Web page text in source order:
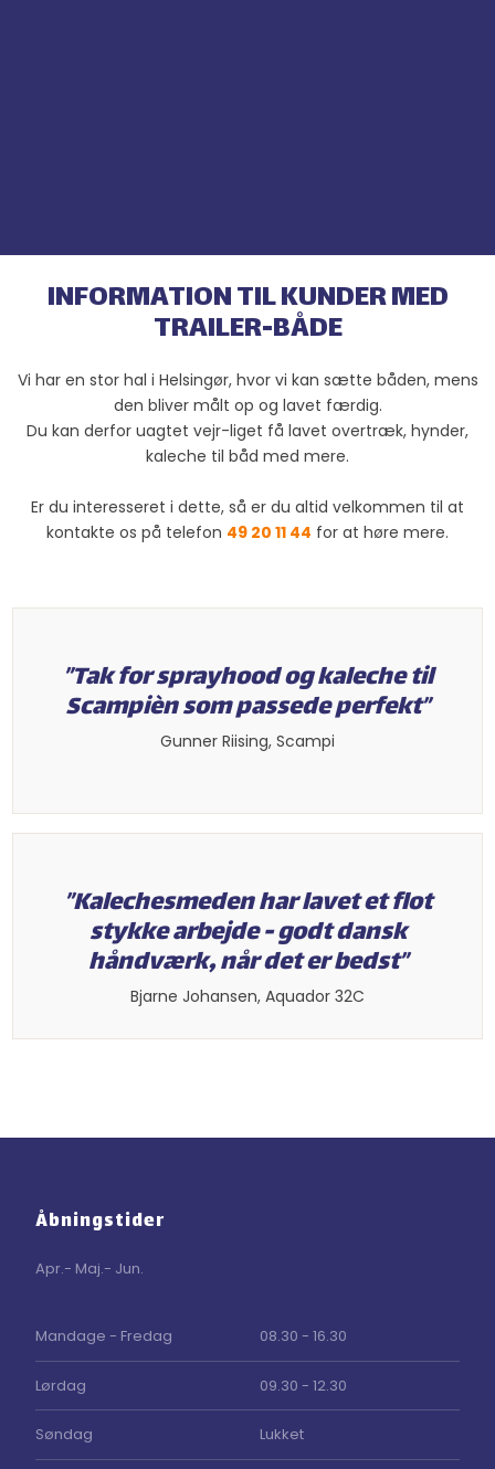
INFORMATI​ON TIL KUNDER MED
TRAILER-BÅDE​
Vi har en stor hal i Helsingør, hvor vi kan sætte båden, mens
den bliver målt op og lavet færdig.
Du kan derfor uagtet vejr-liget få lavet overtræk, hynder,
kaleche til båd med mere.
Er du interesseret i dette, så er du altid velkommen til at
kontakte os på telefon 49 20 11 44 for at høre mere.​
”Tak for sprayhood og kaleche til
Scampièn som passede perfekt”​
​Gunner Riising, Scampi​
”Kalechesmeden har lavet et flot
stykke arbejde - godt dansk
håndværk, når det er bedst”​
​Bjarne Johansen, Aquador 32C​
Åbningstider
Apr.- Maj.- Jun.
​Mandage - Fredag 08.30 - 16.30
Lørdag 09.30 - 12.30
Søndag Lukket